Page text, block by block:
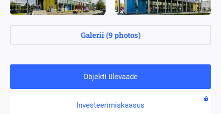
Galerii (9 photos)
Objekti ülevaade
Investeerimiskaasus